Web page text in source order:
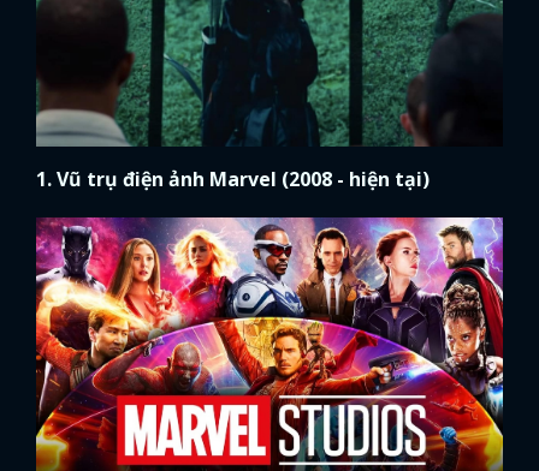
1. Vũ trụ điện ảnh Marvel (2008 - hiện tại)